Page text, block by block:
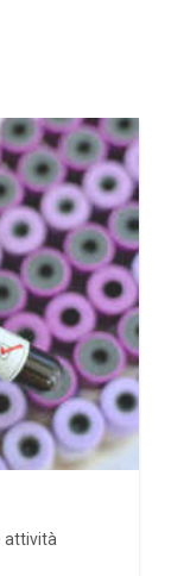
attività